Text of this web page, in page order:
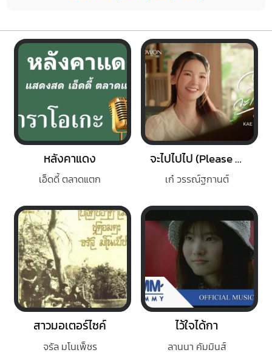
หลังคาแดง
เอ็ดดี้ ตลาดแตก
จะไปไปไป (Please Don’t Go)
เก๋ วรรณ์ฐกานต์
สาวมอเตอร์ไซค์
จรัล มโนเพ็ชร
ไว้ใจได้กา
ลานนา คัมมินส์